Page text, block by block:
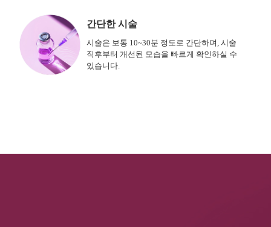
간단한 시술
시술은 보통 10~30분 정도로 간단하며, 시술
직후부터 개선된 모습을 빠르게 확인하실 수
있습니다.